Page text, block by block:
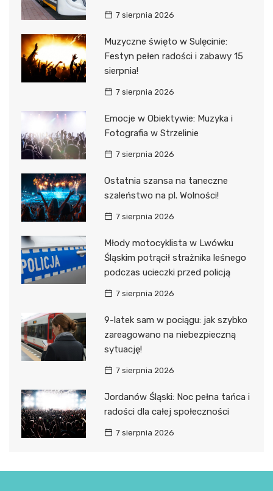
7 sierpnia 2026
Muzyczne święto w Sulęcinie:
Festyn pełen radości i zabawy 15
sierpnia!
7 sierpnia 2026
Emocje w Obiektywie: Muzyka i
Fotografia w Strzelinie
7 sierpnia 2026
Ostatnia szansa na taneczne
szaleństwo na pl. Wolności!
7 sierpnia 2026
Młody motocyklista w Lwówku
Śląskim potrącił strażnika leśnego
podczas ucieczki przed policją
7 sierpnia 2026
9-latek sam w pociągu: jak szybko
zareagowano na niebezpieczną
sytuację!
7 sierpnia 2026
Jordanów Śląski: Noc pełna tańca i
radości dla całej społeczności
7 sierpnia 2026